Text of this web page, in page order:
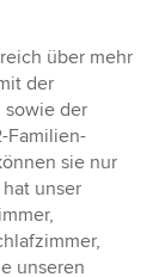
über mehr
der
sowie der
Familien-
sie nur
unser
unseren